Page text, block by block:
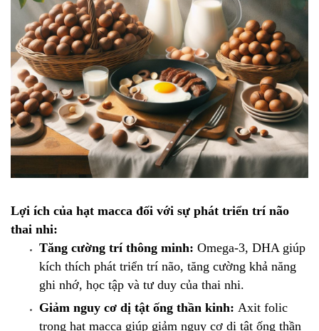
Lợi ích của hạt macca đối với sự phát triển trí não
thai nhi:
Tăng cường trí thông minh: Omega-3, DHA giúp
kích thích phát triển trí não, tăng cường khả năng
ghi nhớ, học tập và tư duy của thai nhi.
Giảm nguy cơ dị tật ống thần kinh: Axit folic
trong hạt macca giúp giảm nguy cơ dị tật ống thần